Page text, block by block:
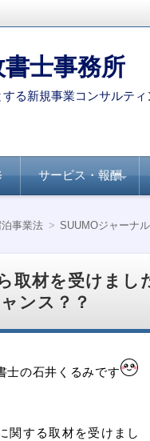
士事務所
する新規事業コンサルティ
サービス・報酬
選定する際のポイント
事業法 SUUMOジャーナ
取材を受けまし
ンス？？
士の石井くるみです
関する取材を受けまし